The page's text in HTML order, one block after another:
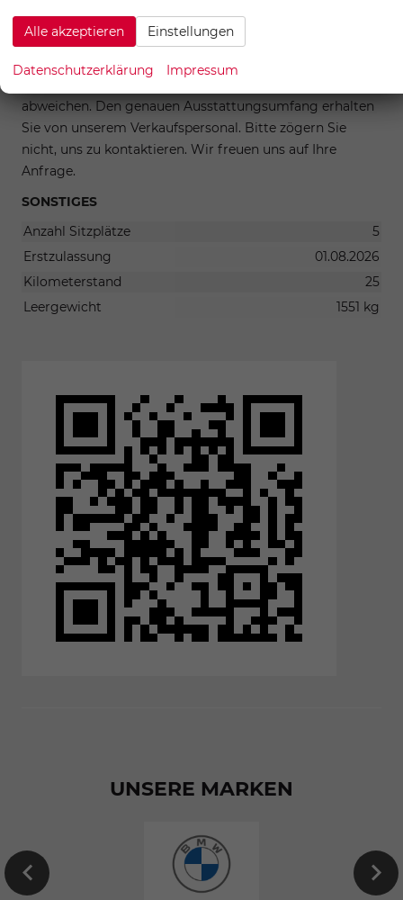
dient lediglich der allgemeinen Identifizierung des
Fahrzeuges und stellt keine Gewährleistung im
kaufrechtlichen Sinne dar. Die abgebildete Ausstattung
abweichen. Den genauen Ausstattungsumfang erhalten
Sie von unserem Verkaufspersonal. Bitte zögern Sie
nicht, uns zu kontaktieren. Wir freuen uns auf Ihre
Anfrage.
SONSTIGES
Anzahl Sitzplätze
5
Erstzulassung
01.08.2026
Kilometerstand
25
Leergewicht
1551 kg
UNSERE MARKEN
EU-
Neuwagen
Alle akzeptieren Einstellungen
Datenschutzerklärung Impressum